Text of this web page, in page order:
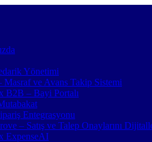
Yönetimi
Masraf ve Avans Takip Sistemi
B2B – Bayi Portalı
Entegrasyonu
– Satış ve Talep Onaylarını
ExpenseAI